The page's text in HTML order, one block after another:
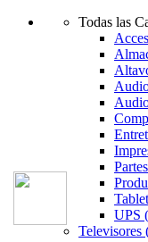
Todas las
UPS
Televisores